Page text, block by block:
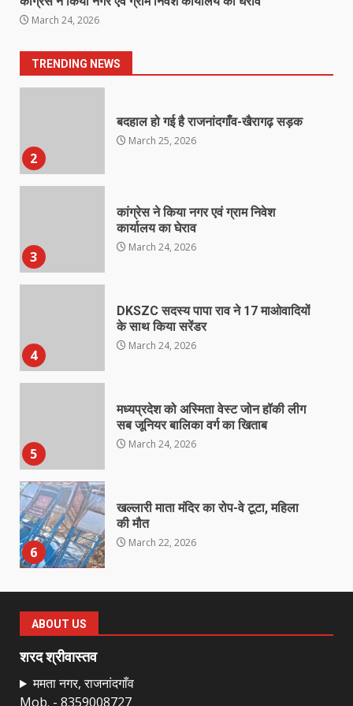
March 24, 2026
TRENDING NEWS
1
March 25, 2026
2
बदहाल हो गई है राजनांदगाँव-खैरागढ़ सड़क
March 25, 2026
3
कांग्रेस ने किया नगर एवं ग्राम निवेश
कार्यालय का घेराव
March 24, 2026
4
DKSZC सदस्य पापा राव ने 17 माओवादियों
के साथ किया सरेंडर
March 24, 2026
5
मध्यप्रदेश को अस्मिता वेस्ट जोन हॉकी लीग
सब जूनियर बालिका वर्ग का खिताब
March 24, 2026
6
खल्लारी माता मंदिर का रोप-वे टूटा, महिला
की मौत
March 22, 2026
7
ABOUT US
शरद श्रीवास्तव
ममता नगर, राजनांदगाँव
Mob. - 8359008727